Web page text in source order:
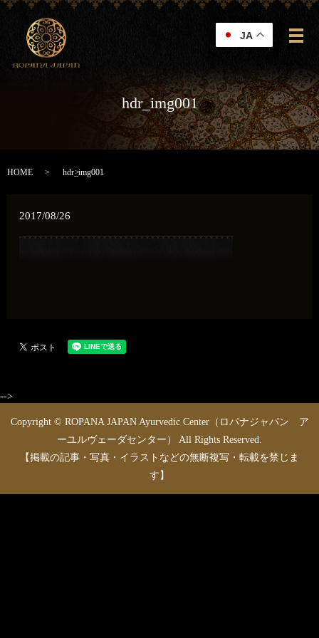
JA メ
hdr_img001
HOME hdr_img001
2017/08/26
-->
Copyright © ROPANA JAPAN Ayurvedic Center（ロパナジャパン ア
ーユルヴェーダセンター） All Rights Reserved.
【掲載の記事・写真・イラストなどの無断複写・転載を禁じま
す】